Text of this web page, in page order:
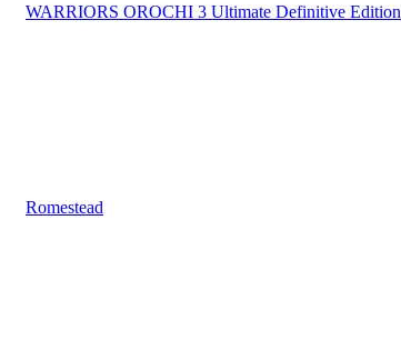
WARRIORS OROCHI 3 Ultimate Definitive Edition
Romestead